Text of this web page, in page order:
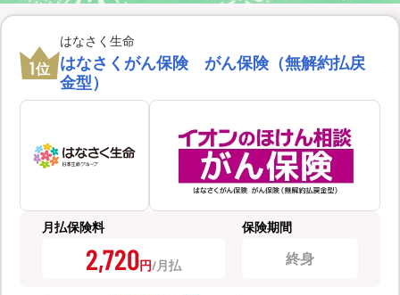
1位
はなさく生命
はなさくがん保険 がん保険（無解約払戻
金型）
月払保険料
2,720円
保険期間
終身